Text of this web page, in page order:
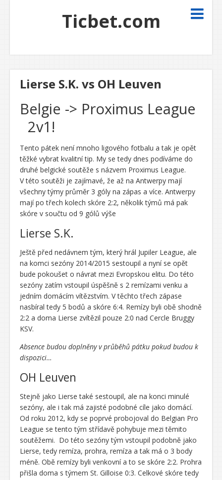
Ticbet.com
Lierse S.K. vs OH Leuven
Belgie -> Proximus League
2v1!
Tento pátek není mnoho ligového fotbalu a tak je opět
těžké vybrat kvalitní tip. My se tedy dnes podíváme do
druhé belgické soutěže s názvem Proximus League.
V této soutěži je zajímavé, že až na Antwerpy mají
všechny týmy průměr 3 góly na zápas a více. Antwerpy
mají po třech kolech skóre 2:2, několik týmů má pak
skóre v součtu od 9 gólů výše
Lierse S.K.
Ještě před nedávnem tým, který hrál Jupiler League, ale
na komci sezóny 2014/2015 sestoupil a nyní se opět
bude pokoušet o návrat mezi Evropskou elitu. Do této
sezóny zatím vstoupil úspěšně s 2 remízami venku a
jedním domácím vítězstvím. V těchto třech zápase
nasbíral tedy 5 bodů a skóre 6:4. Remízy byli obě shodně
2:2 a doma Lierse zvítězil pouze 2:0 nad Cercle Bruggy
KSV.
Absence budou doplněny v průběhů pátku pokud budou k
dispozici…
OH Leuven
Stejně jako Lierse také sestoupil, ale na konci minulé
sezóny, ale i tak má zajisté podobné cíle jako domácí.
Od roku 2012, kdy se poprvé probojoval do Belgian Pro
League se tento tým střídavě pohybuje mezi těmito
soutěžemi. Do této sezóny tým vstoupil podobně jako
Lierse, tedy remíza, prohra, remíza a tak má o 3 body
méně. Obě remízy byli venkovní a to se skóre 2:2. Prohra
přišla doma s týmem St. Gilloise 0:3. Celkové skóre tedy